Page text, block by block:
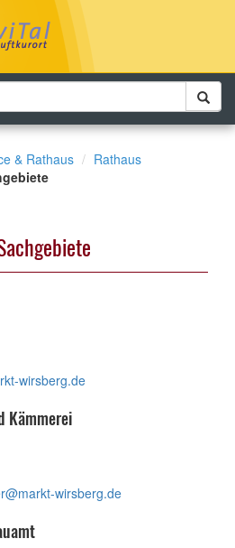
& Rathaus
Rathaus
wirsberg.de
Kämmerei
wirsberg.de